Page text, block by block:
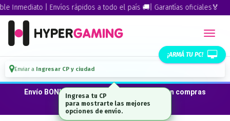
Inmediato | Envíos rápidos a todo el país 🚚| Garantías oficiales🏅
¡ARMÁ TU PC!
Enviar a Ingresar CP y ciudad
Envío BONIFICADO a CABA · GBA ·La Plata en compras
desde $300.000*
Ingresa tu CP
para mostrarte las mejores
opciones de envío.